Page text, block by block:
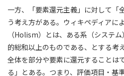
一方、「要素還元主義」に対して「
う考え方がある。ウィキペディアに
（Holism）とは、ある系（システ
的総和以上のものである、とする考
全体を部分や要素に還元することは
る」とある。つまり、評価項目・基